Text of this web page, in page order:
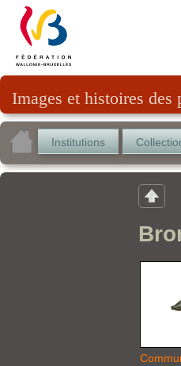
Images et histoires des
Institutions